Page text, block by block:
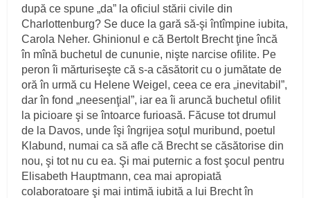
după ce spune „da” la oficiul stării civile din
Charlottenburg? Se duce la gară să-şi întîmpine iubita,
Carola Neher. Ghinionul e că Bertolt Brecht ţine încă
în mînă buchetul de cununie, nişte narcise ofilite. Pe
peron îi mărturiseşte că s-a căsătorit cu o jumătate de
oră în urmă cu Helene Weigel, ceea ce era „inevitabil”,
dar în fond „neesenţial”, iar ea îi aruncă buchetul ofilit
la picioare şi se întoarce furioasă. Făcuse tot drumul
de la Davos, unde îşi îngrijea soţul muribund, poetul
Klabund, numai ca să afle că Brecht se căsătorise din
nou, şi tot nu cu ea. Şi mai puternic a fost şocul pentru
Elisabeth Hauptmann, cea mai apropiată
colaboratoare şi mai intimă iubită a lui Brecht în